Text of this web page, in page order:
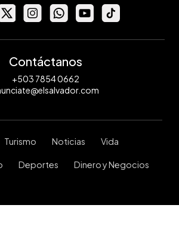
Contáctanos
+503 7854 0662
Turismo Noticias Vida
Deportes Dinero y Negocios